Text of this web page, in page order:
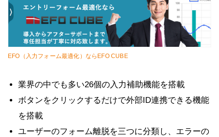
EFO（入力フォーム最適化）ならEFO CUBE
業界の中でも多い26個の入力補助機能を搭載
ボタンをクリックするだけで外部ID連携できる機能
を搭載
ユーザーのフォーム離脱を三つに分類し、エラーの